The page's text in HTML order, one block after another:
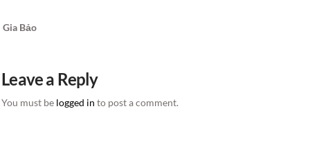
Gia Bảo
Leave a Reply
You must be logged in to post a comment.